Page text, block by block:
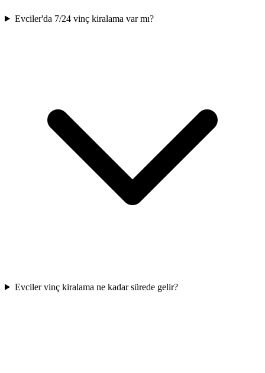
Evciler'da 7/24 vinç kiralama var mı?
Evciler vinç kiralama ne kadar sürede gelir?